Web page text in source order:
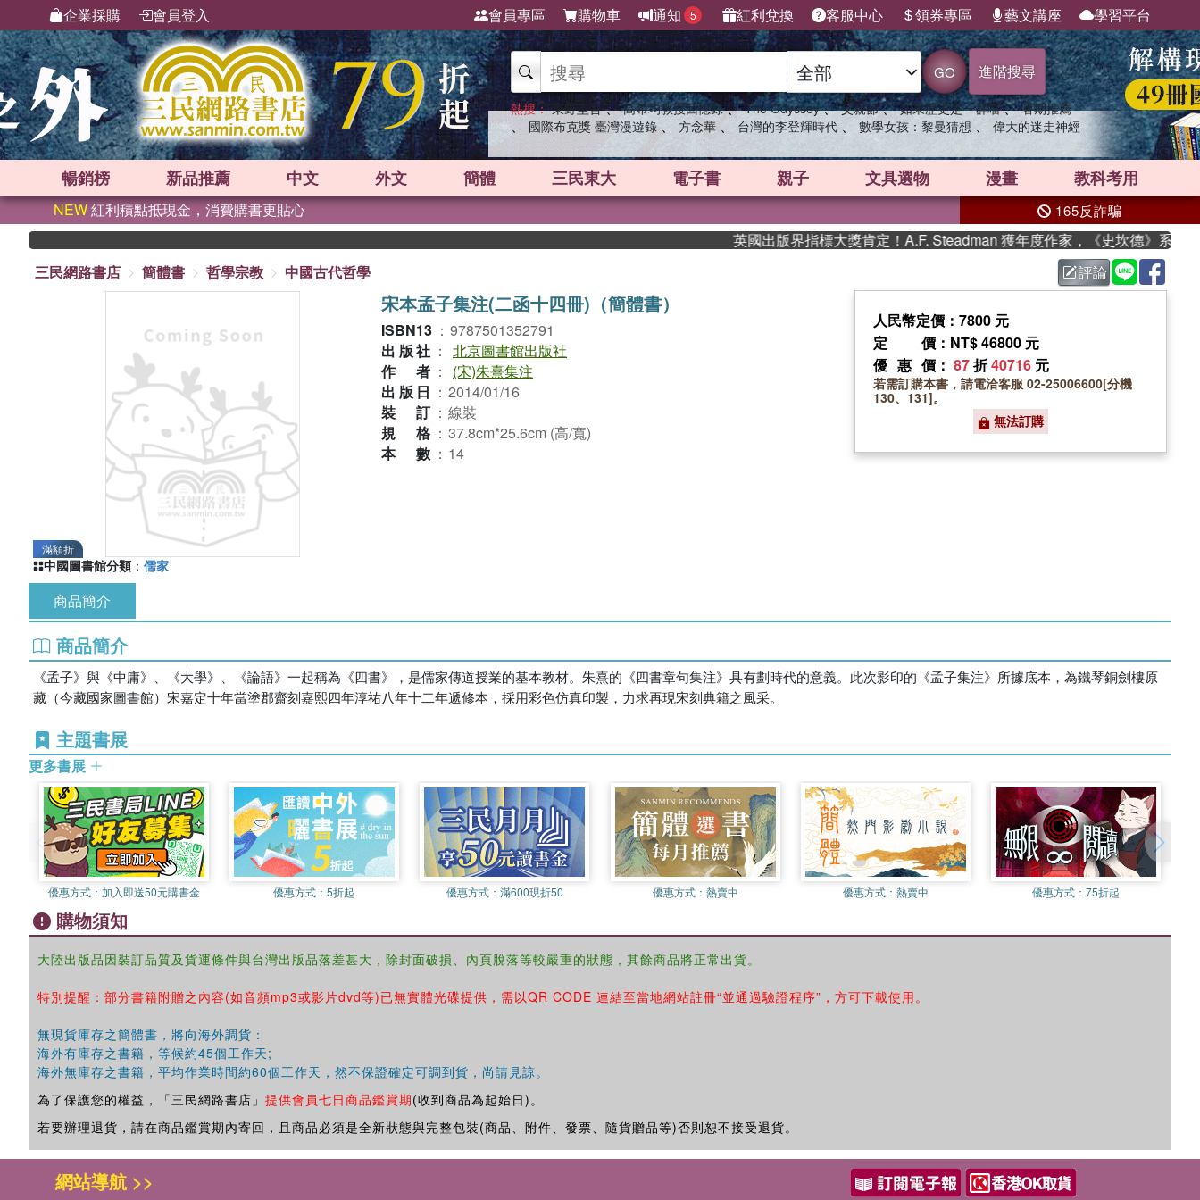
企業採購 會員登入 會員專區 購物車 通知 5 紅利兌換 客服中心 領券專區 藝文講座 學習平台
GO 進階搜尋
熱搜： 東野圭吾 、 高希均教授回憶錄 、 The Odyssey 、 父親節 、 如果歷史是一群喵 、 暑期推薦
、 國際布克獎 臺灣漫遊錄 、 方念華 、 台灣的李登輝時代 、 數學女孩：黎曼猜想 、 偉大的迷走神經
暢銷榜 新品推薦 中文 外文 簡體 三民東大 電子書 親子 文具選物 漫畫 教科考用
NEW紅利積點抵現金，消費購書更貼心 165反詐騙
英國出版界指標大獎肯定！A.F. Steadman 獲年度作家，《史坎德》系列帶你
三民網路書店
簡體書 哲學宗教 中國古代哲學 評論
滿額折
宋本孟子集注(二函十四冊)（簡體書）
ISBN13 ： 9787501352791
出版社 ： 北京圖書館出版社
作者 ：
(宋)朱熹集注
出版日 ： 2014/01/16
裝訂 ： 線裝
規格 ： 37.8cm*25.6cm (高/寬)
本數 ： 14
人民幣定價：7800 元
定價 ：NT$ 46800 元
優惠價 ： 87折40716 元
若需訂購本書，請電洽客服 02-25006600[分機
130、131]。
無法訂購
中國圖書館分類 ： 儒家
商品簡介
商品簡介
《孟子》與《中庸》、《大學》、《論語》一起稱為《四書》，是儒家傳道授業的基本教材。朱熹的《四書章句集注》具有劃時代的意義。此次影印的《孟子集注》所據底本，為鐵琴銅劍樓原
藏（今藏國家圖書館）宋嘉定十年當塗郡齋刻嘉熙四年淳祐八年十二年遞修本，採用彩色仿真印製，力求再現宋刻典籍之風采。
主題書展
更多書展
優惠方式： 加入即送50元購書金 優惠方式：5折起 優惠方式： 滿600現折50 優惠方式： 熱賣中 優惠方式： 熱賣中 優惠方式：75折起
購物須知
大陸出版品因裝訂品質及貨運條件與台灣出版品落差甚大，除封面破損、內頁脫落等較嚴重的狀態，其餘商品將正常出貨。
特別提醒：部分書籍附贈之內容(如音頻mp3或影片dvd等)已無實體光碟提供，需以QR CODE 連結至當地網站註冊“並通過驗證程序”，方可下載使用。
無現貨庫存之簡體書，將向海外調貨：
海外有庫存之書籍，等候約45個工作天;
海外無庫存之書籍，平均作業時間約60個工作天，然不保證確定可調到貨，尚請見諒。
為了保護您的權益，「三民網路書店」 提供會員七日商品鑑賞期(收到商品為起始日)。
若要辦理退貨，請在商品鑑賞期內寄回，且商品必須是全新狀態與完整包裝(商品、附件、發票、隨貨贈品等)否則恕不接受退貨。
網站導航 >>